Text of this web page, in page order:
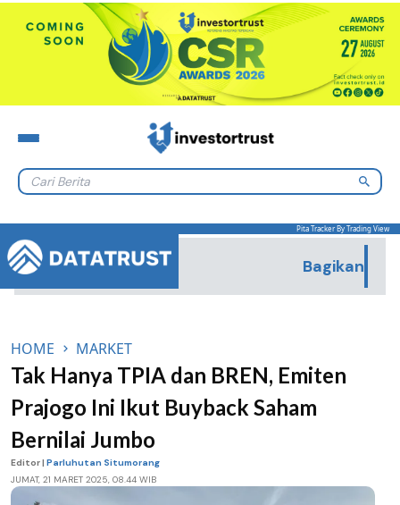
Lewati ke konten
Pita Tracker By Trading View
Bagikan
HOME MARKET
Tak Hanya TPIA dan BREN, Emiten
Prajogo Ini Ikut Buyback Saham
Bernilai Jumbo
Editor | Parluhutan Situmorang
JUMAT, 21 MARET 2025, 08.44 WIB